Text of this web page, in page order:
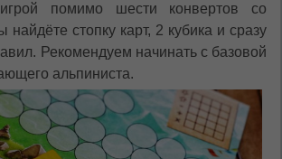
помимо шести конвертов со
стопку карт, 2 кубика и сразу
Рекомендуем начинать с базовой
альпиниста.